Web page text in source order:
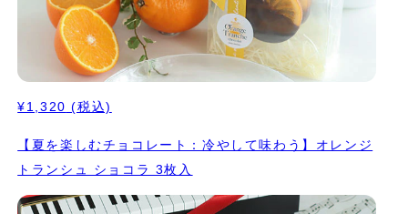
¥1,320 (税込)
【夏を楽しむチョコレート：冷やして味わう】オレンジ
トランシュ ショコラ 3枚入